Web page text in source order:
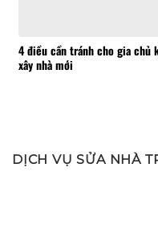
4 điều cần tránh cho gia chủ
xây nhà mới
DỊCH VỤ SỬA NHÀ